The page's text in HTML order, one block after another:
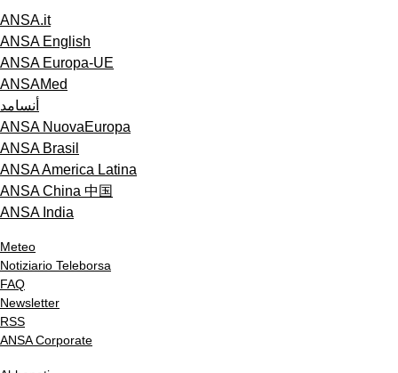
ANSA.it
ANSA English
ANSA Europa-UE
ANSAMed
أنسامد
ANSA NuovaEuropa
ANSA Brasil
ANSA America Latina
ANSA China 中国
ANSA India
Meteo
Notiziario Teleborsa
FAQ
Newsletter
RSS
ANSA Corporate